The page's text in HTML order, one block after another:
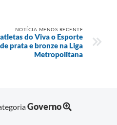
NOTÍCIA MENOS RECENTE
do Viva o Esporte
prata e bronze na Liga
Metropolitana
Governo